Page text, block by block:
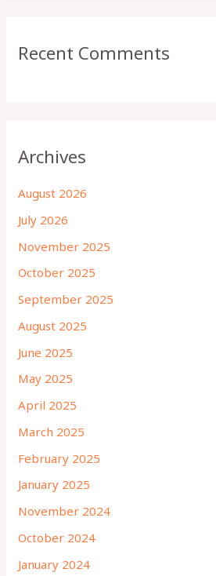
Recent Comments
Archives
August 2026
July 2026
November 2025
October 2025
September 2025
August 2025
June 2025
May 2025
April 2025
March 2025
February 2025
January 2025
November 2024
October 2024
January 2024